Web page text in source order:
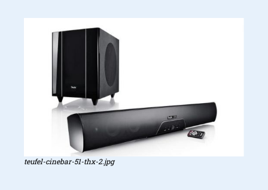
teufel-cinebar-51-thx-2.jpg